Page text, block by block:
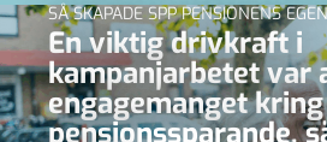
SÅ SKAPADE SPP PENSIONENS
En viktig drivkraft i
kampanjarbetet var
engagemanget kring
pensionssparande,